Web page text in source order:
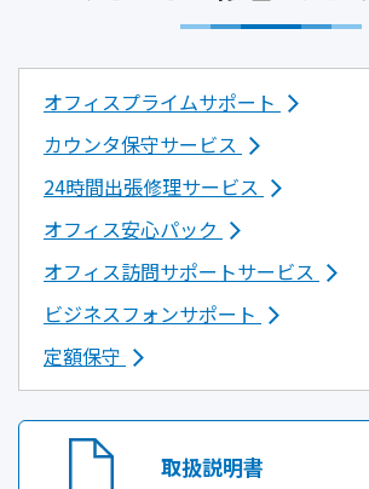
オフィスプライムサポート
カウンタ保守サービス
24時間出張修理サービス
オフィス安心パック
オフィス訪問サポートサービス
ビジネスフォンサポート
定額保守
取扱説明書